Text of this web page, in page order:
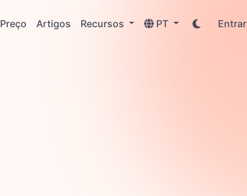
Preço Artigos Recursos PT Entrar